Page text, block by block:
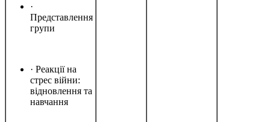
·
Представлення
групи
· Реакції на
стрес війни:
відновлення та
навчання